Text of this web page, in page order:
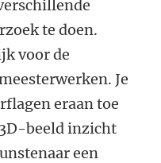
te doen.
voor de
Je
eraan toe
beeld inzicht
een